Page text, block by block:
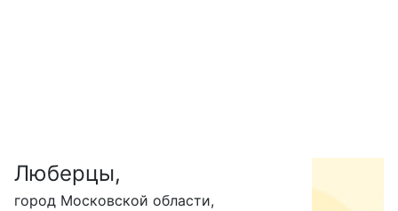
Люберцы,
город Московской области,